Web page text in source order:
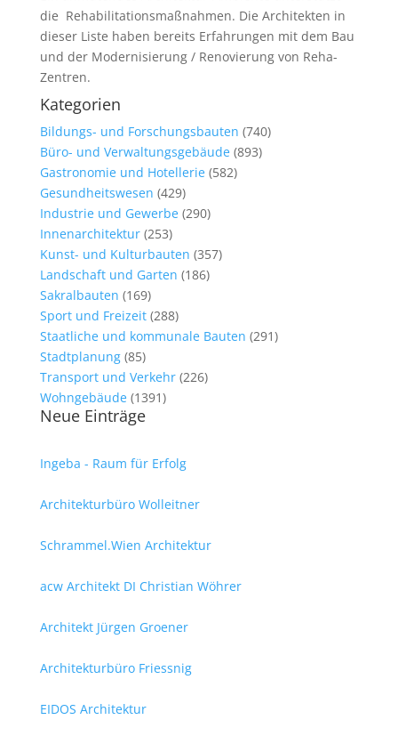
die Rehabilitationsmaßnahmen. Die Architekten in
dieser Liste haben bereits Erfahrungen mit dem Bau
und der Modernisierung / Renovierung von Reha-
Zentren.
Kategorien
Bildungs- und Forschungsbauten (740)
Büro- und Verwaltungsgebäude(893)
Gastronomie und Hotellerie(582)
Gesundheitswesen (429)
Industrie und Gewerbe(290)
Innenarchitektur(253)
Kunst- und Kulturbauten (357)
Landschaft und Garten (186)
Sakralbauten (169)
Sport und Freizeit(288)
Staatliche und kommunale Bauten (291)
Stadtplanung(85)
Transport und Verkehr(226)
Wohngebäude(1391)
Neue Einträge
Ingeba - Raum für Erfolg
Architekturbüro Wolleitner
Schrammel.Wien Architektur
acw Architekt DI Christian Wöhrer
Architekt Jürgen Groener
Architekturbüro Friessnig
EIDOS Architektur